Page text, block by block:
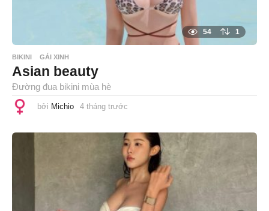
54 1
BIKINI GÁI XINH
Asian beauty
Đường đua bikini mùa hè
bởi Michio 4 tháng trước
á
n
g
t
r
ư
ớ